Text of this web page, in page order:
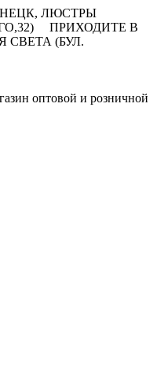
ЛЮСТРЫ
ПРИХОДИТЕ В
СВЕТА (БУЛ.
оптовой и розничной